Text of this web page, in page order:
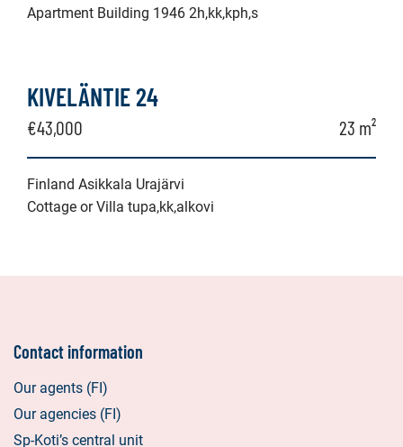
Apartment Building 1946 2h,kk,kph,s
KIVELÄNTIE 24
€43,000 23 m²
Finland Asikkala Urajärvi
Cottage or Villa tupa,kk,alkovi
Contact information
Our agents (FI)
Our agencies (FI)
Sp-Koti’s central unit